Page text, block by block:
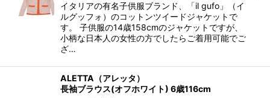
イタリアの有名子供服ブランド、「il gufo」（イ
ルグッフォ）のコットンツイードジャケットで
す。 子供服の14歳158cmのジャケットですが、
小柄な日本人の女性の方でしたらご着用可能でご
ざ…
ALETTA（アレッタ）
長袖ブラウス(オフホワイト) 6歳116cm